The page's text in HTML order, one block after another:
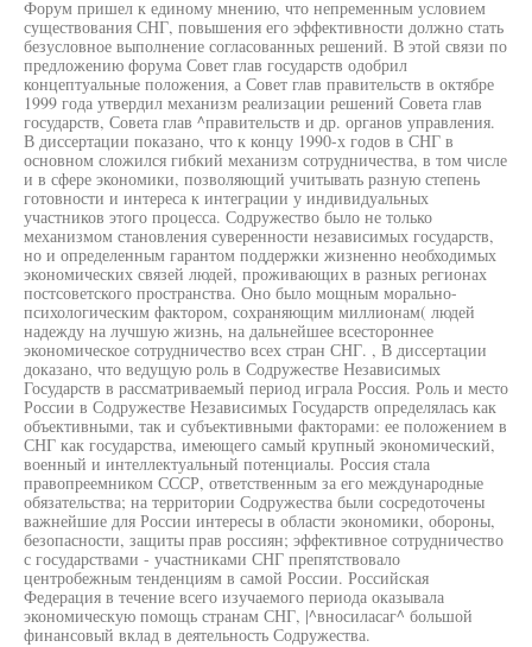
Форум пришел к единому мнению, что непременным условием
существования СНГ, повышения его эффективности должно стать
безусловное выполнение согласованных решений. В этой связи по
предложению форума Совет глав государств одобрил
концептуальные положения, а Совет глав правительств в октябре
1999 года утвердил механизм реализации решений Совета глав
государств, Совета глав ^правительств и др. органов управления.
В диссертации показано, что к концу 1990-х годов в СНГ в
основном сложился гибкий механизм сотрудничества, в том числе
и в сфере экономики, позволяющий учитывать разную степень
готовности и интереса к интеграции у индивидуальных
участников этого процесса. Содружество было не только
механизмом становления суверенности независимых государств,
но и определенным гарантом поддержки жизненно необходимых
экономических связей людей, проживающих в разных регионах
постсоветского пространства. Оно было мощным морально-
психологическим фактором, сохраняющим миллионам( людей
надежду на лучшую жизнь, на дальнейшее всестороннее
экономическое сотрудничество всех стран СНГ. , В диссертации
доказано, что ведущую роль в Содружестве Независимых
Государств в рассматриваемый период играла Россия. Роль и место
России в Содружестве Независимых Государств определялась как
объективными, так и субъективными факторами: ее положением в
СНГ как государства, имеющего самый крупный экономический,
военный и интеллектуальный потенциалы. Россия стала
правопреемником СССР, ответственным за его международные
обязательства; на территории Содружества были сосредоточены
важнейшие для России интересы в области экономики, обороны,
безопасности, защиты прав россиян; эффективное сотрудничество
с государствами - участниками СНГ препятствовало
центробежным тенденциям в самой России. Российская
Федерация в течение всего изучаемого периода оказывала
экономическую помощь странам СНГ, |^вносиласаг^ большой
финансовый вклад в деятельность Содружества.